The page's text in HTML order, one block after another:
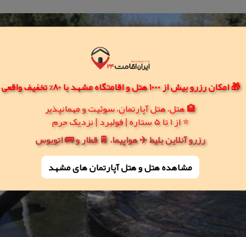
🎁 امکان رزرو بیش از 1000 هتل و اقامتگاه مشهد با 80% تخفیف واقعی
🏨 هتل، هتل آپارتمان، سوئیت و مهمانپذیر
⭐ از 1 تا 5 ستاره | فولبرد | نزدیک حرم
رزرو آنلاین بلیط ✈️ هواپیما، 🚆 قطار و 🚌 اتوبوس
مشاهده هتل و هتل‌ آپارتمان های مشهد